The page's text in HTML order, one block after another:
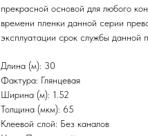
прекрасной основой для любого
времени пленки данной серии
эксплуатации срок службы данной
Длина (м): 30
Фактура: Глянцевая
Ширина (м): 1.52
Толщина (мкм): 65
Клеевой слой: Без каналов